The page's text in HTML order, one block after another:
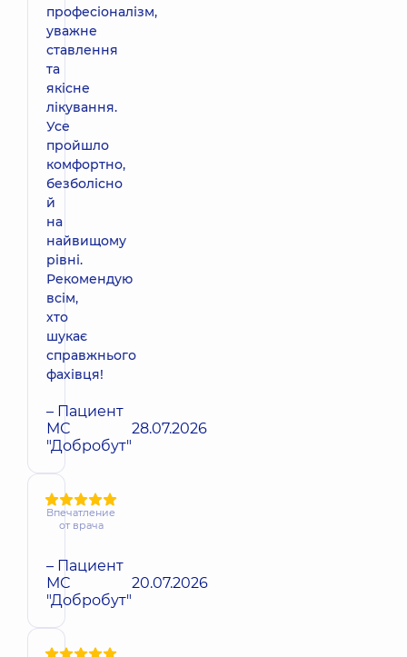
професіоналізм,
уважне
ставлення
та
якісне
лікування.
Усе
пройшло
комфортно,
безболісно
й
на
найвищому
рівні.
Рекомендую
всім,
хто
шукає
справжнього
фахівця!
– Пациент
МС
"Добробут"
28.07.2026
Впечатление
от врача
– Пациент
МС
"Добробут"
20.07.2026